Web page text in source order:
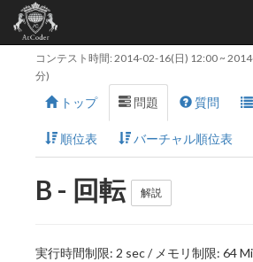
コンテスト時間: 2014-02-16(日) 12:00~
分)
トップ 問題 質問
順位表 バーチャル順位表
B - 回転 解説
実行時間制限: 2 sec / メモリ制限: 64